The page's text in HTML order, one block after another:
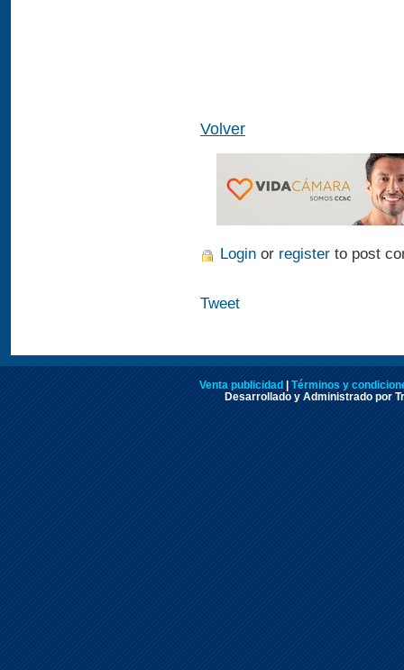
Volver
Login or register to post
Tweet
Venta publicidad | Términos y
Desarrollado y Administrado por